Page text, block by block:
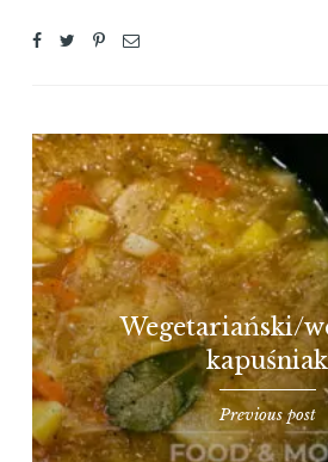
Wegetariański/
kapuśniak
Previous post